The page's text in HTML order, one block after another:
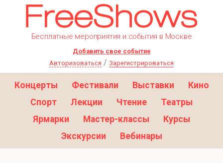
Бесплатные мероприятия и события в Москве
Добавить свое событие
Авторизоваться / Зарегистрироваться
Концерты Фестивали Выставки
Кино
Спорт
Лекции Чтение
Театры
Ярмарки
Мастер-классы
Курсы
Экскурсии
Вебинары